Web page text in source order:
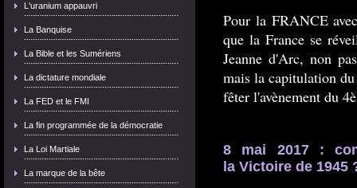
L'uranium appauvri
La Banquise
La Bible et les Sumériens
La dictature mondiale
La FED et le FMI
La fin programmée de la démocratie
La Loi Martiale
La marque de la bête
Pour la FRANCE
que la France se
Jeanne d'Arc, non
mais la capitulation
fêter l'avènement du
8 mai 2017 :
la Victoire de 1945